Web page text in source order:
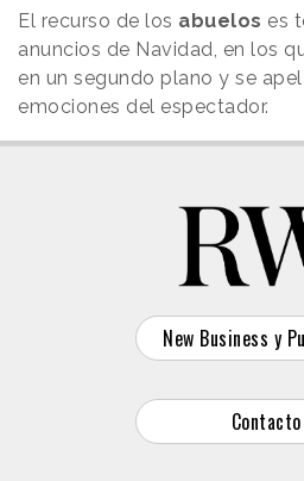
El recurso de los abuelos es
anuncios de Navidad, en los
en un segundo plano y se
emociones del espectador.
New Business y
Contacto